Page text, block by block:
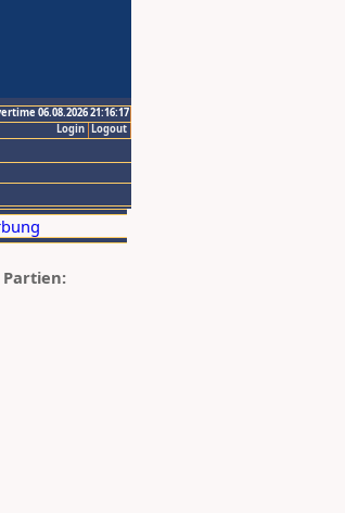
06.08.2026 21:16:17
Logout
Login
Partien: